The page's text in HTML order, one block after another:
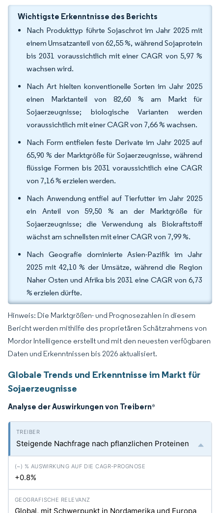
Wichtigste Erkenntnisse des Berichts
Nach Produkttyp führte Sojaschrot im Jahr 2025 mit
einem Umsatzanteil von 62,55 %, während Sojaprotein
bis 2031 voraussichtlich mit einer CAGR von 5,97 %
wachsen wird.
Nach Art hielten konventionelle Sorten im Jahr 2025
einen Marktanteil von 82,60 % am Markt für
Sojaerzeugnisse; biologische Varianten werden
voraussichtlich mit einer CAGR von 7,66 % wachsen.
Nach Form entfielen feste Derivate im Jahr 2025 auf
65,90 % der Marktgröße für Sojaerzeugnisse, während
flüssige Formen bis 2031 voraussichtlich eine CAGR
von 7,16 % erzielen werden.
Nach Anwendung entfiel auf Tierfutter im Jahr 2025
ein Anteil von 59,50 % an der Marktgröße für
Sojaerzeugnisse; die Verwendung als Biokraftstoff
wächst am schnellsten mit einer CAGR von 7,99 %.
Nach Geografie dominierte Asien-Pazifik im Jahr
2025 mit 42,10 % der Umsätze, während die Region
Naher Osten und Afrika bis 2031 eine CAGR von 6,73
% erzielen dürfte.
Hinweis: Die Marktgrößen- und Prognosezahlen in diesem
Bericht werden mithilfe des proprietären Schätzrahmens von
Mordor Intelligence erstellt und mit den neuesten verfügbaren
Daten und Erkenntnissen bis 2026 aktualisiert.
Globale Trends und Erkenntnisse im Markt für
Sojaerzeugnisse
Analyse der Auswirkungen von Treibern*
Steigende Nachfrage nach pflanzlichen Proteinen
+0.8%
Global, mit Schwerpunkt in Nordamerika und Europa